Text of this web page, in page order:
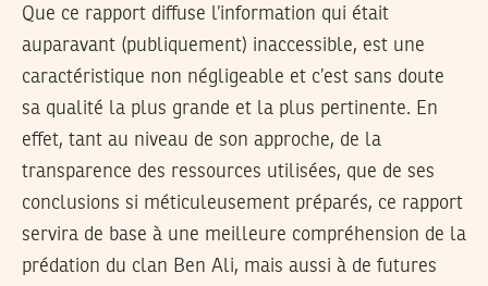
Que ce rapport diffuse l’information qui était
auparavant (publiquement) inaccessible, est une
caractéristique non négligeable et c’est sans doute
sa qualité la plus grande et la plus pertinente. En
effet, tant au niveau de son approche, de la
transparence des ressources utilisées, que de ses
conclusions si méticuleusement préparés, ce rapport
servira de base à une meilleure compréhension de la
prédation du clan Ben Ali, mais aussi à de futures